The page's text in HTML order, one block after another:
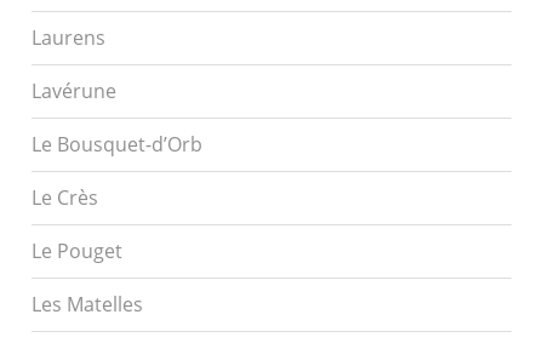
Laurens
Lavérune
Le Bousquet-d’Orb
Le Crès
Le Pouget
Les Matelles